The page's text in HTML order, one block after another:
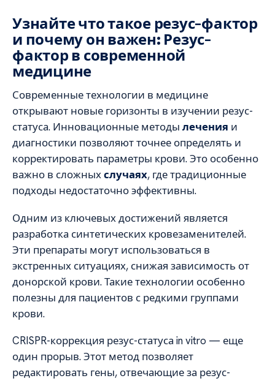
Узнайте что такое резус-фактор
и почему он важен: Резус-
фактор в современной
медицине
Современные технологии в медицине
открывают новые горизонты в изучении резус-
статуса. Инновационные методы лечения и
диагностики позволяют точнее определять и
корректировать параметры крови. Это особенно
важно в сложныхслучаях, где традиционные
подходы недостаточно эффективны.
Одним из ключевых достижений является
разработка синтетических кровезаменителей.
Эти препараты могут использоваться в
экстренных ситуациях, снижая зависимость от
донорской крови. Такие технологии особенно
полезны для пациентов с редкими группами
крови.
CRISPR-коррекция резус-статуса in vitro — еще
один прорыв. Этот метод позволяет
редактировать гены, отвечающие за резус-